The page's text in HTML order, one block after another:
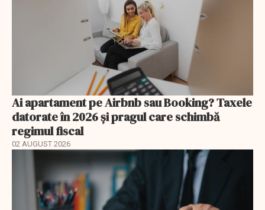
Ai apartament pe Airbnb sau Booking? Taxele
datorate în 2026 și pragul care schimbă
regimul fiscal
02 AUGUST 2026